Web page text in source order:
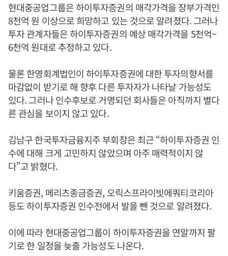
현대중공업그룹은 하이투자증권의 매각가격을 장부가격인
8천억 원 이상으로 희망하고 있는 것으로 알려졌다. 그러나
투자 관계자들은 하이투자증권의 예상 매각가격을 5천억~
6천억 원대로 추정하고 있다.
물론 한영회계법인이 하이투자증권에 대한 투자의향서를
마감없이 받기로 해 향후 다른 투자자가 나타날 가능성도
있다. 그러나 인수후보로 거명되던 회사들은 아직까지 별다
른 관심을 보이지 않고 있다.
김남구 한국투자금융지주 부회장은 최근 “하이투자증권 인
수에 대해 크게 고민하지 않았으며 아주 매력적이지 않
다”고 밝혔다.
키움증권, 메리츠종금증권, 오릭스프라이빗에쿼티코리아
등도 하이투자증권 인수전에서 발을 뺀 것으로 알려졌다.
이에 따라 현대중공업그룹이 하이투자증권을 연말까지 팔
기로 한 일정을 늦출 가능성도 나온다.